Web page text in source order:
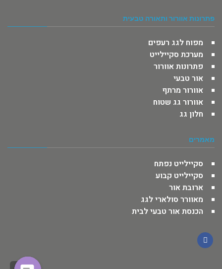
פתרונות אוורור ותאורה טבעית
מפוח לגג רעפים
מערכת סקיילייט
פתרונות אוורור
אור טבעי
אוורור מרתף
אוורור גג שטוח
חלון גג
מאמרים
סקיילייט נפתח
סקיילייט קבוע
ארובת אור
מאוורר סולארי לגג
הכנסת אור טבעי לבית